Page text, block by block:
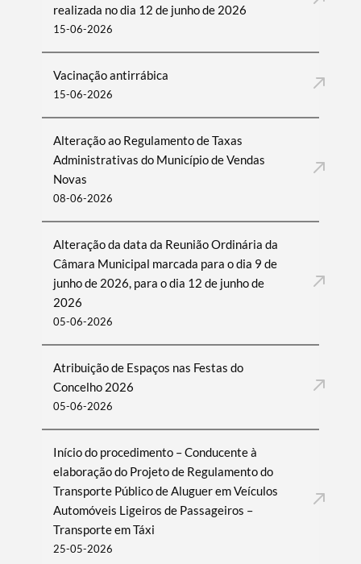
realizada no dia 12 de junho de 2026
15-06-2026
Vacinação antirrábica
15-06-2026
Alteração ao Regulamento de Taxas
Administrativas do Município de Vendas
Novas
08-06-2026
Alteração da data da Reunião Ordinária da
Câmara Municipal marcada para o dia 9 de
junho de 2026, para o dia 12 de junho de
2026
05-06-2026
Atribuição de Espaços nas Festas do
Concelho 2026
05-06-2026
Início do procedimento – Conducente à
elaboração do Projeto de Regulamento do
Transporte Público de Aluguer em Veículos
Automóveis Ligeiros de Passageiros –
Transporte em Táxi
25-05-2026